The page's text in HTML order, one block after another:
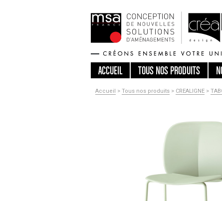
ACCUEIL TOUSNOS PRODUITS
Accueil > Tous nos produits> CREALIGNE>